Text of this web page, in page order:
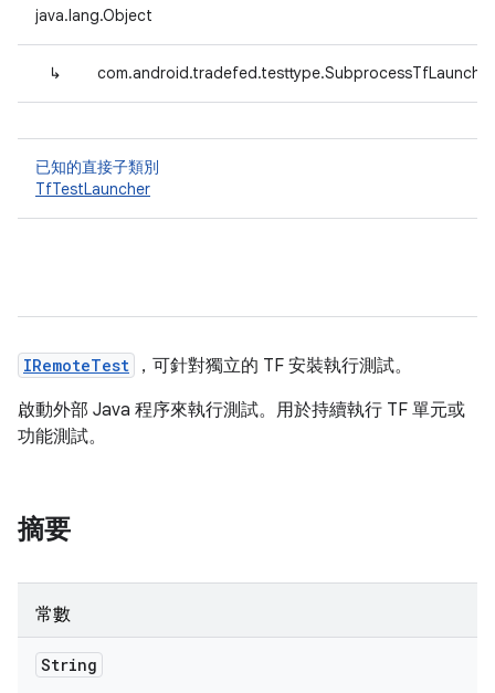
java.lang.Object
↳ com.android.tradefed.testtype.SubprocessTfLauncher
已知的直接子類別
TfTestLauncher
IRemoteTest
，可針對獨立的 TF 安裝執行測試。
啟動外部 Java 程序來執行測試。用於持續執行 TF 單元或
功能測試。
摘要
常數
String